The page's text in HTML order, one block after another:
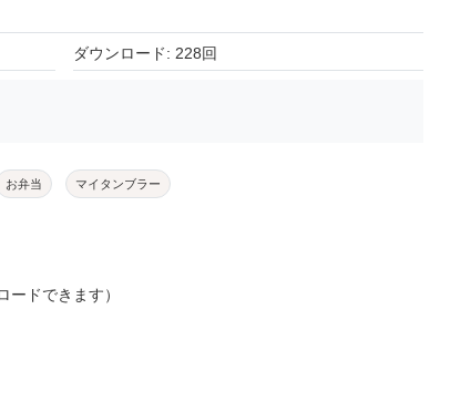
ダウンロード: 228回
お弁当 マイタンブラー
ードできます）